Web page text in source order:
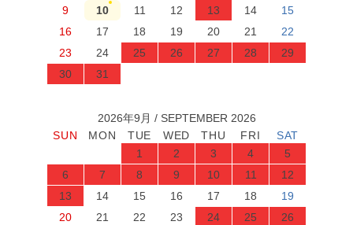
9 10 11 12 13 14
15
16
17 18 19 20 21
22
23
24 25 26 27 28
29
30
31
2026年9月 / SEPTEMBER 2026
1 2 3 4
5
6
7 8 9 10 11
12
13
14 15 16 17 18
19
20
21 22 23 24 25
26